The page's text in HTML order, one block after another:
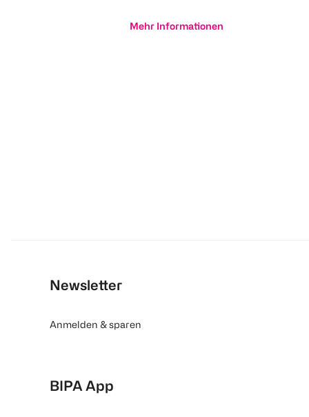
Mehr Informationen
Newsletter
Anmelden & sparen
BIPA App